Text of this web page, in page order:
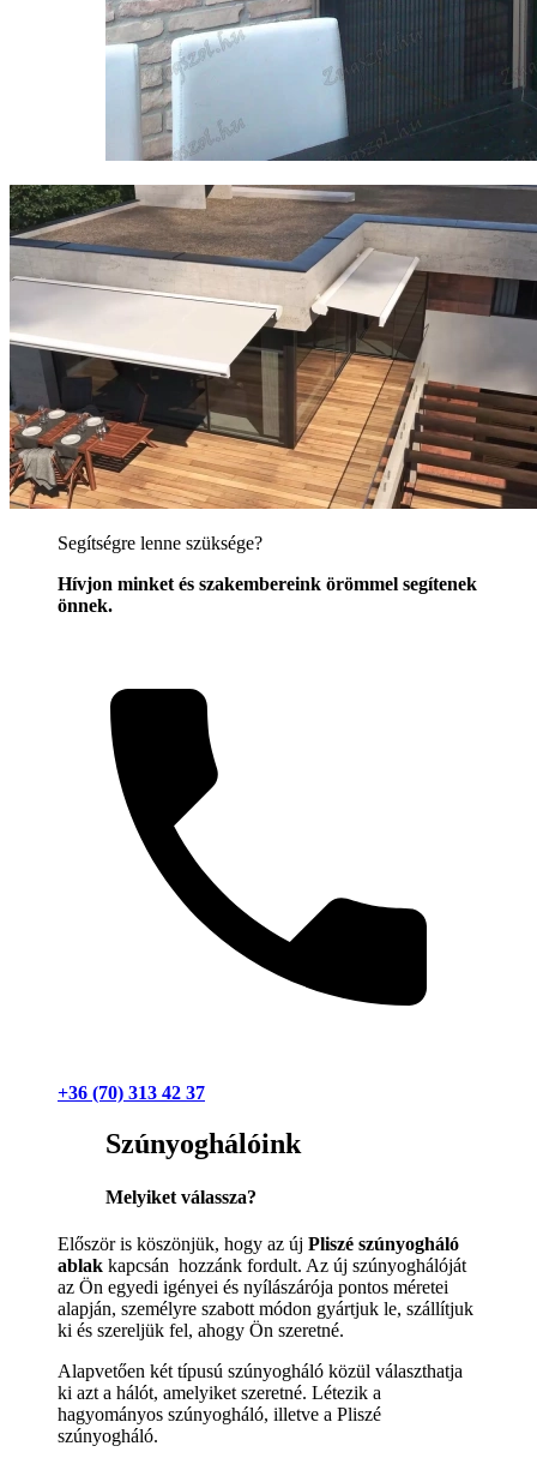
Segítségre lenne szüksége?
Hívjon minket és szakembereink örömmel segítenek
önnek.
+36 (70) 313 42 37
Szúnyoghálóink
Melyiket válassza?
Először is köszönjük, hogy az új Pliszé szúnyogháló
ablak kapcsán hozzánk fordult. Az új szúnyoghálóját
az Ön egyedi igényei és nyílászárója pontos méretei
alapján, személyre szabott módon gyártjuk le, szállítjuk
ki és szereljük fel, ahogy Ön szeretné.
Alapvetően két típusú szúnyogháló közül választhatja
ki azt a hálót, amelyiket szeretné. Létezik a
hagyományos szúnyogháló, illetve a Pliszé
szúnyogháló.